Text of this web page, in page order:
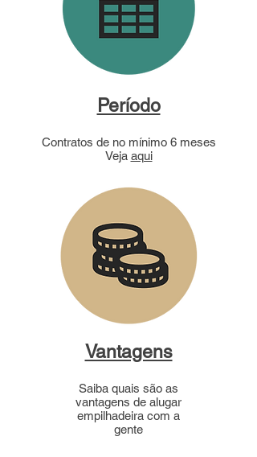
Período
Contratos de no mínimo 6 meses
Veja aqui
Vantagens
Saiba quais são as
vantagens de alugar
empilhadeira com a
gente